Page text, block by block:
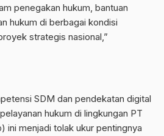
penegakan hukum, bantuan
hukum di berbagai kondisi
strategis nasional,”
SDM dan pendekatan digital
hukum di lingkungan PT
ini menjadi tolak ukur pentingnya